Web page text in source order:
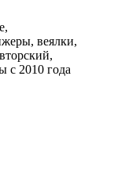
веялки,
с 2010 года